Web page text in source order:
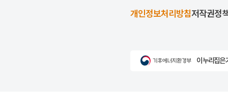
개인정보처리방침저작권정
이 누리집은